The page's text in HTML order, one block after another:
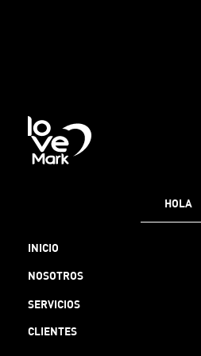
HOLA
INICIO
NOSOTROS
SERVICIOS
CLIENTES